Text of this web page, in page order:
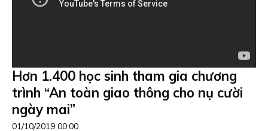
Hơn 1.400 học sinh tham gia chương
trình “An toàn giao thông cho nụ cười
ngày mai”
01/10/2019 00:00